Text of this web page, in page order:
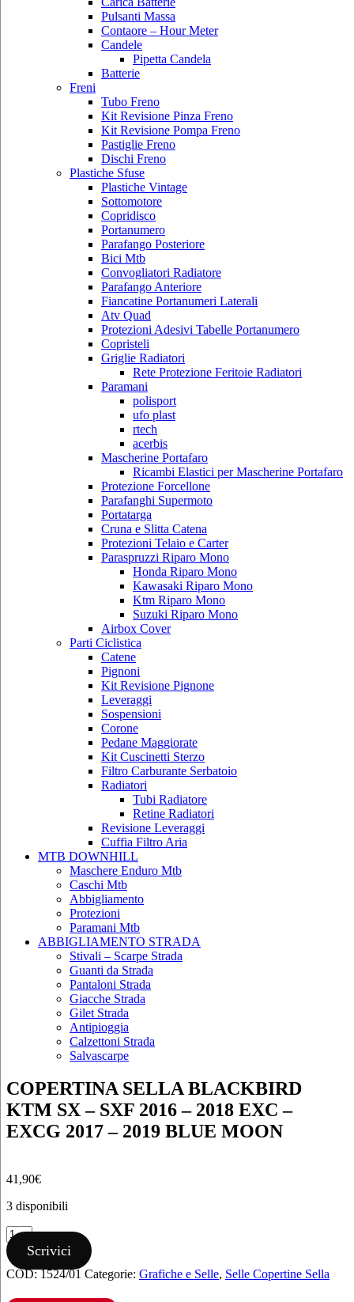
Pulsanti Massa
Contaore – Hour Meter
Candele
Pipetta Candela
Batterie
Freni
Tubo Freno
Kit Revisione Pinza Freno
Kit Revisione Pompa Freno
Pastiglie Freno
Dischi Freno
Plastiche Sfuse
Plastiche Vintage
Sottomotore
Copridisco
Portanumero
Parafango Posteriore
Bici Mtb
Convogliatori Radiatore
Parafango Anteriore
Fiancatine Portanumeri Laterali
Atv Quad
Protezioni Adesivi Tabelle Portanumero
Copristeli
Griglie Radiatori
Rete Protezione Feritoie Radiatori
Paramani
polisport
ufo plast
rtech
acerbis
Mascherine Portafaro
Ricambi Elastici per Mascherine Portafaro
Protezione Forcellone
Parafanghi Supermoto
Portatarga
Cruna e Slitta Catena
Protezioni Telaio e Carter
Paraspruzzi Riparo Mono
Honda Riparo Mono
Kawasaki Riparo Mono
Ktm Riparo Mono
Suzuki Riparo Mono
Airbox Cover
Parti Ciclistica
Catene
Pignoni
Kit Revisione Pignone
Leveraggi
Sospensioni
Corone
Pedane Maggiorate
Kit Cuscinetti Sterzo
Filtro Carburante Serbatoio
Radiatori
Tubi Radiatore
Retine Radiatori
Revisione Leveraggi
Cuffia Filtro Aria
MTB DOWNHILL
Maschere Enduro Mtb
Caschi Mtb
Abbigliamento
Protezioni
Paramani Mtb
ABBIGLIAMENTO STRADA
Stivali – Scarpe Strada
Guanti da Strada
Pantaloni Strada
Giacche Strada
Gilet Strada
Antipioggia
Calzettoni Strada
Salvascarpe
COPERTINA SELLA BLACKBIRD
KTM SX – SXF 2016 – 2018 EXC –
EXCG 2017 – 2019 BLUE MOON
41,90€
3 disponibili
COPERTINA
SELLA
BLACKBIRD
KTM
Scrivici
COD:1524/01 Categorie: Grafiche e Selle, Selle Copertine Sella